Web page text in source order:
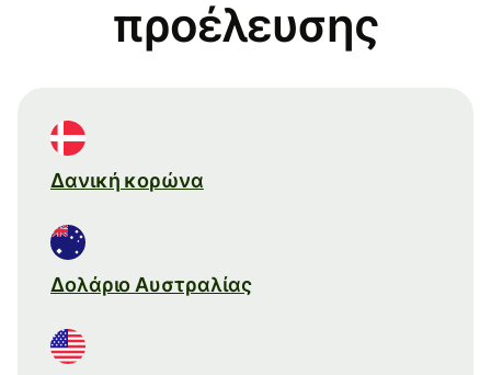
προέλευσης
Δανική κορώνα
Δολάριο Αυστραλίας